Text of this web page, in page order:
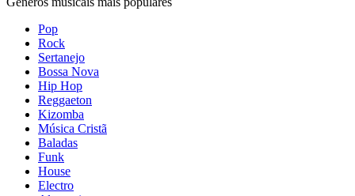
Pop
Rock
Sertanejo
Bossa Nova
Hip Hop
Reggaeton
Kizomba
Música Cristã
Baladas
Funk
House
Electro